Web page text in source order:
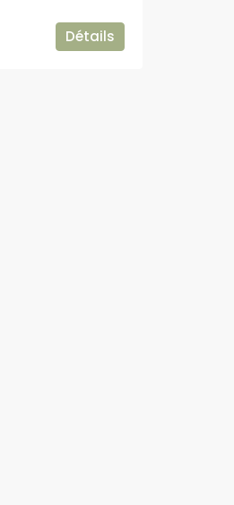
Détails